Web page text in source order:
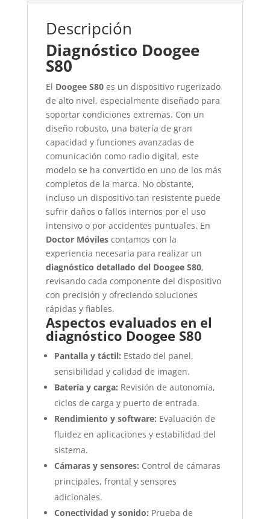
Descripción
Diagnóstico Doogee
S80
El Doogee S80es un dispositivo rugerizado
de alto nivel, especialmente diseñado para
soportar condiciones extremas. Con un
diseño robusto, una batería de gran
capacidad y funciones avanzadas de
comunicación como radio digital, este
modelo se ha convertido en uno de los más
completos de la marca. No obstante,
incluso un dispositivo tan resistente puede
sufrir daños o fallos internos por el uso
intensivo o por accidentes puntuales. En
Doctor Móvilescontamos con la
experiencia necesaria para realizar un
diagnóstico detallado del Doogee S80,
revisando cada componente del dispositivo
con precisión y ofreciendo soluciones
rápidas y fiables.
Aspectos evaluados en el
diagnóstico Doogee S80
Pantalla y táctil: Estado del panel,
sensibilidad y calidad de imagen.
Batería y carga: Revisión de autonomía,
ciclos de carga y puerto de entrada.
Rendimiento y software: Evaluación de
fluidez en aplicaciones y estabilidad del
sistema.
Cámaras y sensores: Control de cámaras
principales, frontal y sensores
adicionales.
Conectividad y sonido: Prueba de